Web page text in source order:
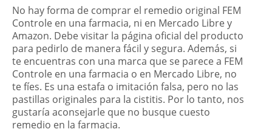
No hay forma de comprar el remedio original FEM
Controle en una farmacia, ni en Mercado Libre y
Amazon. Debe visitar la página oficial del producto
para pedirlo de manera fácil y segura. Además, si
te encuentras con una marca que se parece a FEM
Controle en una farmacia o en Mercado Libre, no
te fíes. Es una estafa o imitación falsa, pero no las
pastillas originales para la cistitis. Por lo tanto, nos
gustaría aconsejarle que no busque cuesto
remedio en la farmacia.